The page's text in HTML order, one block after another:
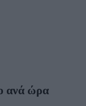
ανά ώρα